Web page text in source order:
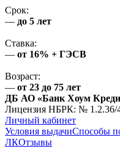
Срок:
— до 5 лет
Ставка:
— от 16% + ГЭСВ
Возраст:
— от 23 до 75 лет
ДБ АО «Банк Хоум
Лицензия НБРК: № 1.2.36/
Личный кабинет
Условия выдачиСпособы
ЛКОтзывы